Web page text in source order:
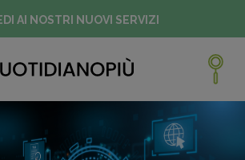
AI NOSTRI NUOVI SERVIZI